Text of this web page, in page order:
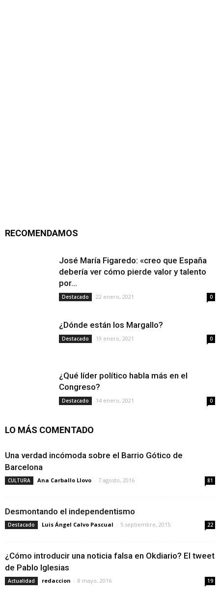
RECOMENDAMOS
José María Figaredo: «creo que España
debería ver cómo pierde valor y talento
por...
Destacado 22 enero, 2021 0
¿Dónde están los Margallo?
Destacado 19 enero, 2021 0
¿Qué líder político habla más en el
Congreso?
Destacado 14 enero, 2021 0
LO MÁS COMENTADO
Una verdad incómoda sobre el Barrio Gótico de
Barcelona
CULTURA Ana Carballo Llovo - 7 agosto, 2016 81
Desmontando el independentismo
Destacado Luis Ángel Calvo Pascual - 5 septiembre, 2015 22
¿Cómo introducir una noticia falsa en Okdiario? El tweet
de Pablo Iglesias
Actualidad redaccion - 8 mayo, 2016 19